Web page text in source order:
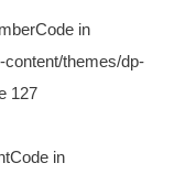
in
themes/dp-
127
in